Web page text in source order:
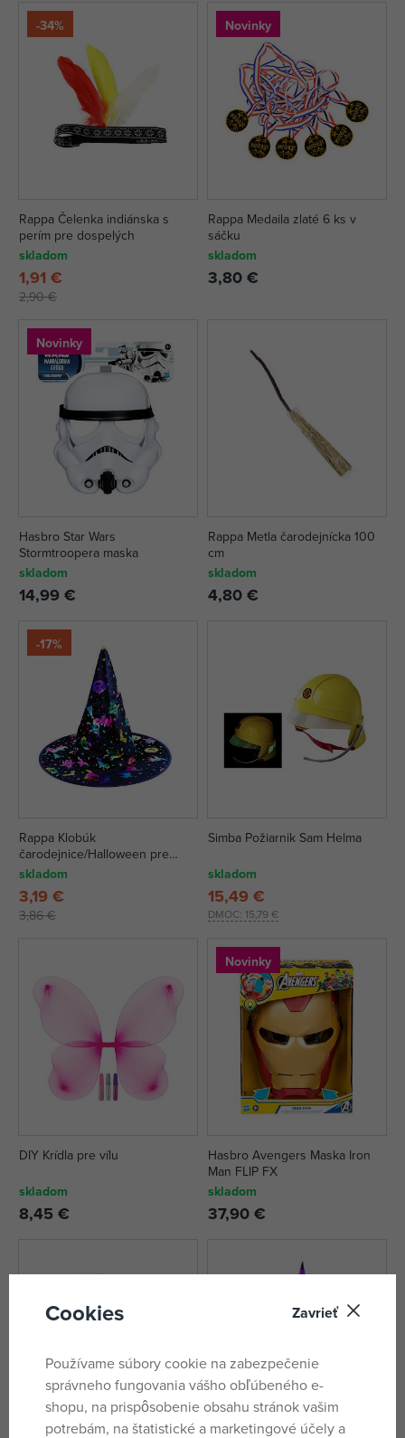
-34%
Rappa Čelenka indiánska s
perím pre dospelých
skladom
2,90 €
1,91 €
Novinky
Rappa Medaila zlaté 6 ks v
sáčku
skladom
3,80 €
Novinky
Hasbro Star Wars
Stormtroopera maska
skladom
14,99 €
Rappa Metla čarodejnícka 100
cm
skladom
4,80 €
-17%
Rappa Klobúk
čarodejnice/Halloween pre
dospelých
skladom
3,86 €
3,19 €
Simba Požiarnik Sam Helma
skladom
DMOC: 15,79 €
15,49 €
DIY Krídla pre vílu
skladom
8,45 €
Novinky
Hasbro Avengers Maska Iron
Man FLIP FX
skladom
37,90 €
Cookies Zavrieť
Používame súbory cookie na zabezpečenie
správneho fungovania vášho obľúbeného e-
shopu, na prispôsobenie obsahu stránok vašim
potrebám, na štatistické a marketingové účely a